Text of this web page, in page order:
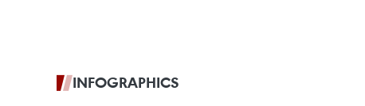
INFOGRAPHICS